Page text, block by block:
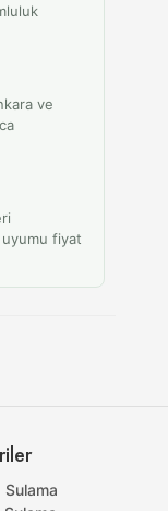
ve
uyumu fiyat
Sulama